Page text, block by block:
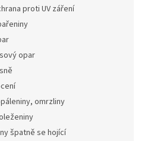
proti UV záření
opar
omrzliny
špatně se hojící